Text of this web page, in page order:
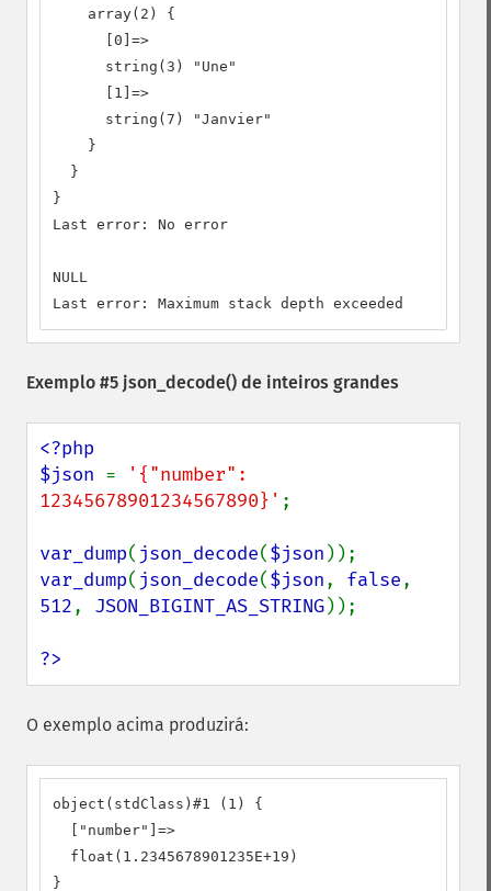
    array(2) {
      [0]=>
      string(3) "Une"
      [1]=>
      string(7) "Janvier"
    }
  }
}
Last error: No error
NULL
Last error: Maximum stack depth exceeded
Exemplo #5 json_decode() de inteiros grandes
<?php
$json =
'{"number":
12345678901234567890}' ;
var_dump( json_decode($json
var_dump( json_decode($json, false
512, JSON_BIGINT_AS_STRING));
?>
O exemplo acima produzirá:
object(stdClass)#1 (1) {
  ["number"]=>
  float(1.2345678901235E+19)
}